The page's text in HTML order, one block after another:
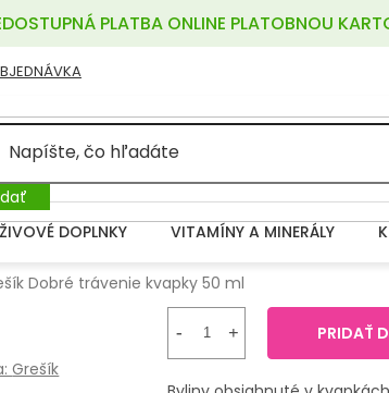
PLATBA ONLINE PLATOBNOU
DOPLNKY VITAMÍNY A MINERÁLY
Dobré trávenie kvapky 50 ml
Grešík
PRIDAŤ